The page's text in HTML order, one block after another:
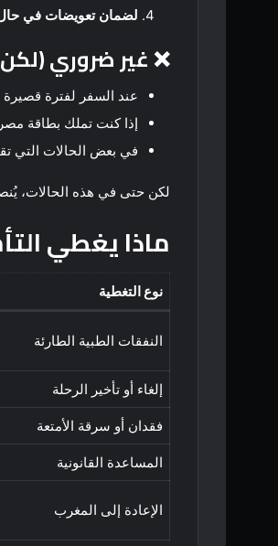
لضمان تعويضات في حال
❌ غير ضروري
عند السفر لفترة قصيرة
إذا كنت تملك بطاقة
في بعض الحالات التي
لكن حتى في هذه الحالات،
ماذا يغطي
نوع التغطية
النفقات الطبية الطارئة
إلغاء أو تأخير الرحلة
فقدان أو سرقة الأمتعة
المساعدة القانونية
الإعادة إلى المغرب